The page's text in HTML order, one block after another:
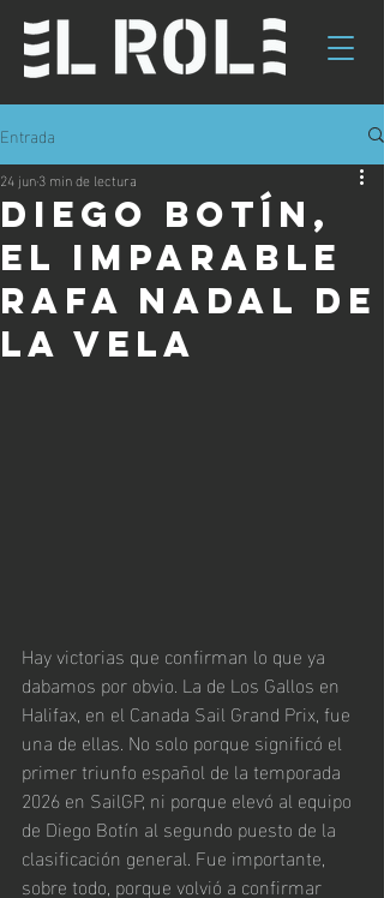
Entrada
Diego Botín,
el imparable
Rafa Nadal de
la vela
24 jun3 min de lectura
Hay victorias que confirman lo que ya
dabamos por obvio. La de Los Gallos en
Halifax, en el Canada Sail Grand Prix, fue
una de ellas. No solo porque significó el
primer triunfo español de la temporada
2026 en SailGP, ni porque elevó al equipo
de Diego Botín al segundo puesto de la
clasificación general. Fue importante,
sobre todo, porque volvió a confirmar